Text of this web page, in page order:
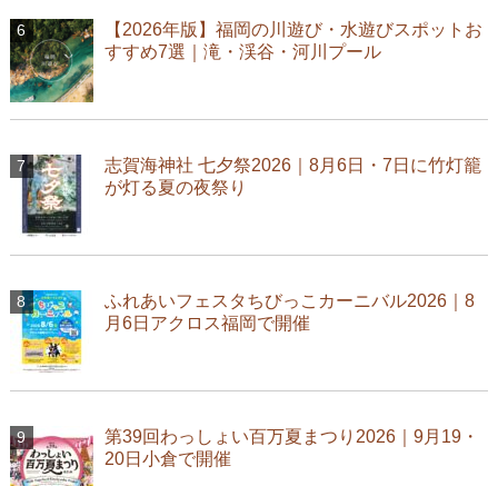
【2026年版】福岡の川遊び・水遊びスポットお
すすめ7選｜滝・渓谷・河川プール
志賀海神社 七夕祭2026｜8月6日・7日に竹灯籠
が灯る夏の夜祭り
ふれあいフェスタちびっこカーニバル2026｜8
月6日アクロス福岡で開催
第39回わっしょい百万夏まつり2026｜9月19・
20日小倉で開催